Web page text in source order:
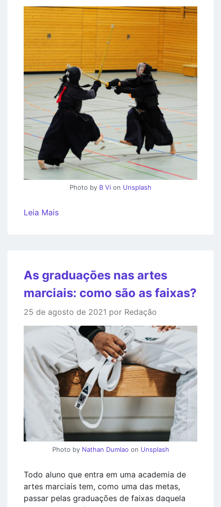
Photo by B Vi on Unsplash
Leia Mais
As graduações nas artes
marciais: como são as faixas?
25 de agosto de 2021 por Redação
Photo by Nathan Dumlao on Unsplash
Todo aluno que entra em uma academia de
artes marciais tem, como uma das metas,
passar pelas graduações de faixas daquela